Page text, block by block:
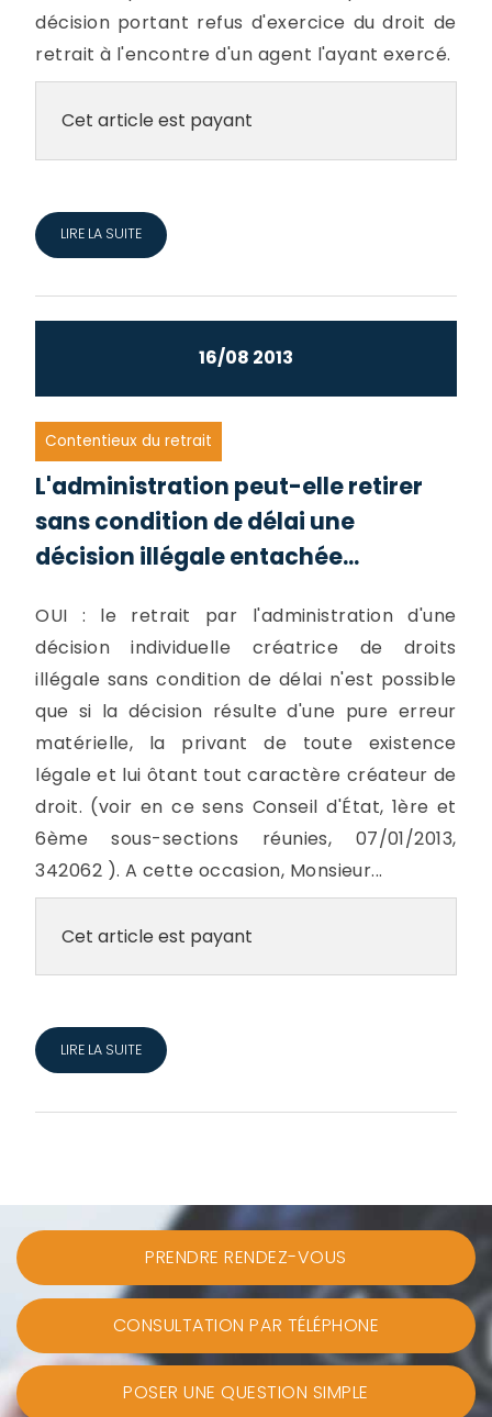
décision portant refus d'exercice du droit de
retrait à l'encontre d'un agent l'ayant exercé.
Cet article est payant
LIRE LA SUITE
16/08 2013
Contentieux du retrait
L'administration peut-elle retirer
sans condition de délai une
décision illégale entachée...
OUI : le retrait par l'administration d'une
décision individuelle créatrice de droits
illégale sans condition de délai n'est possible
que si la décision résulte d'une pure erreur
matérielle, la privant de toute existence
légale et lui ôtant tout caractère créateur de
droit. (voir en ce sens Conseil d'État, 1ère et
6ème sous-sections réunies, 07/01/2013,
342062 ). A cette occasion, Monsieur...
Cet article est payant
LIRE LA SUITE
PRENDRE RENDEZ-VOUS
CONSULTATION PAR TÉLÉPHONE
POSER UNE QUESTION SIMPLE